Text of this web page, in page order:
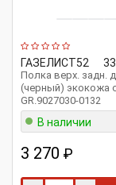
ГАЗЕЛИСТ52
Полка верх. задн.
(черный) экокожа
GR.9027030-0132
В наличии
3 270 ₽